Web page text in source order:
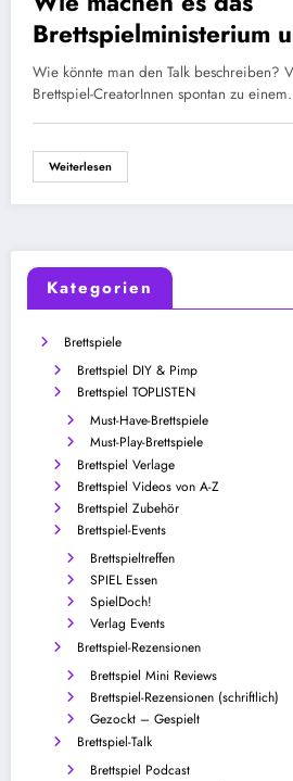
Brettspielministerium
DieHausis? Mini-
Wie könnte man den Talk beschreiben?
Brettspiel-CreatorInnen spontan zu
Weiterlesen
Kategorien
Brettspiele
Brettspiel DIY & Pimp
Brettspiel TOPLISTEN
Must-Have-Brettspiele
Must-Play-Brettspiele
Brettspiel Verlage
Brettspiel Videos von A-Z
Brettspiel Zubehör
Brettspiel-Events
Brettspieltreffen
SPIEL Essen
SpielDoch!
Verlag Events
Brettspiel-Rezensionen
Brettspiel Mini Reviews
Brettspiel-Rezensionen (schriftlich)
Gezockt – Gespielt
Brettspiel-Talk
Brettspiel Podcast